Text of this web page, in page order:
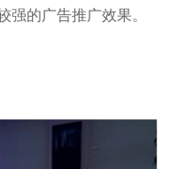
强的广告推广效果。